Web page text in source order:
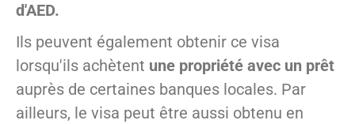
d'AED.
Ils peuvent également obtenir ce visa
lorsqu'ils achètent une propriété avec un prêt
auprès de certaines banques locales. Par
ailleurs, le visa peut être aussi obtenu en